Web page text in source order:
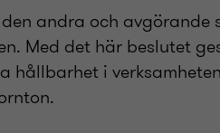
andra och avgörande
Med det här beslutet
hållbarhet i